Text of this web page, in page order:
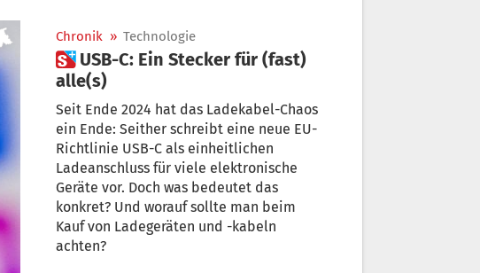
Chronik » Technologie
 USB-C: Ein Stecker für (fast)
alle(s)
Seit Ende 2024 hat das Ladekabel-Chaos
ein Ende: Seither schreibt eine neue EU-
Richtlinie USB-C als einheitlichen
Ladeanschluss für viele elektronische
Geräte vor. Doch was bedeutet das
konkret? Und worauf sollte man beim
Kauf von Ladegeräten und -kabeln
achten?